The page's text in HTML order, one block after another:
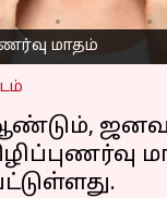
மாதம்
V